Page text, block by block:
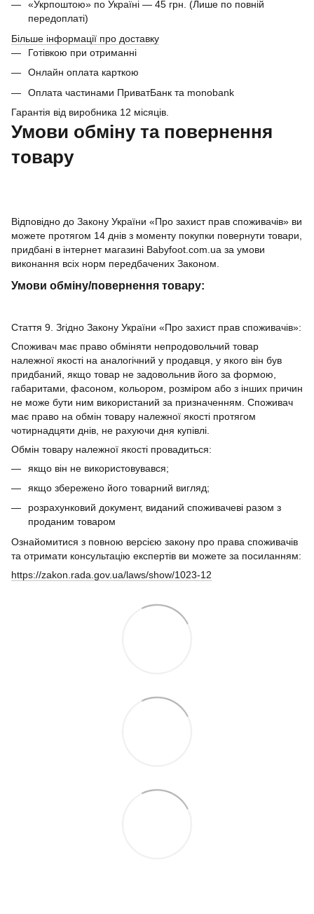
«Укрпоштою» по Україні — 45 грн. (Лише по повній
передоплаті)
Більше інформації про доставку
Готівкою при отриманні
Онлайн оплата карткою
Оплата частинами ПриватБанк та monobank
Гарантія від виробника 12 місяців.
Умови обміну та повернення
товару
Відповідно до Закону України «Про захист прав споживачів» ви
можете протягом 14 днів з моменту покупки повернути товари,
придбані в інтернет магазині Babyfoot.com.ua за умови
виконання всіх норм передбачених Законом.
Умови обміну/повернення товару:
Стаття 9. Згідно Закону України «Про захист прав споживачів»:
Споживач має право обміняти непродовольчий товар
належної якості на аналогічний у продавця, у якого він був
придбаний, якщо товар не задовольнив його за формою,
габаритами, фасоном, кольором, розміром або з інших причин
не може бути ним використаний за призначенням. Споживач
має право на обмін товару належної якості протягом
чотирнадцяти днів, не рахуючи дня купівлі.
Обмін товару належної якості провадиться:
якщо він не використовувався;
якщо збережено його товарний вигляд;
розрахунковий документ, виданий споживачеві разом з
проданим товаром
Ознайомитися з повною версією закону про права споживачів
та отримати консультацію експертів ви можете за посиланням:
https://zakon.rada.gov.ua/laws/show/1023-12